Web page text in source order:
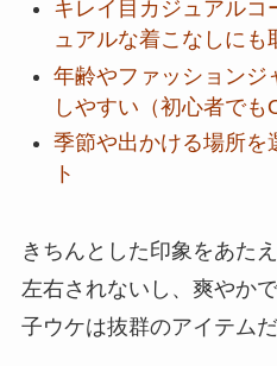
キレイ目カジュアルコ
ュアルな着こなしにも
年齢やファッションジ
しやすい（初心者でも
季節や出かける場所を
ト
きちんとした印象をあた
左右されないし、爽やか
子ウケは抜群のアイテムだ